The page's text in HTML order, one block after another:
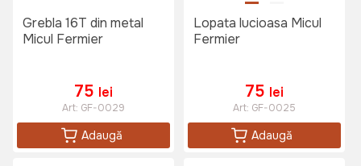
Grebla 16T din metal
Micul Fermier
75 lei
Art: GF-0029
Adaugă
Lopata lucioasa Micul
Fermier
75 lei
Art: GF-0025
Adaugă